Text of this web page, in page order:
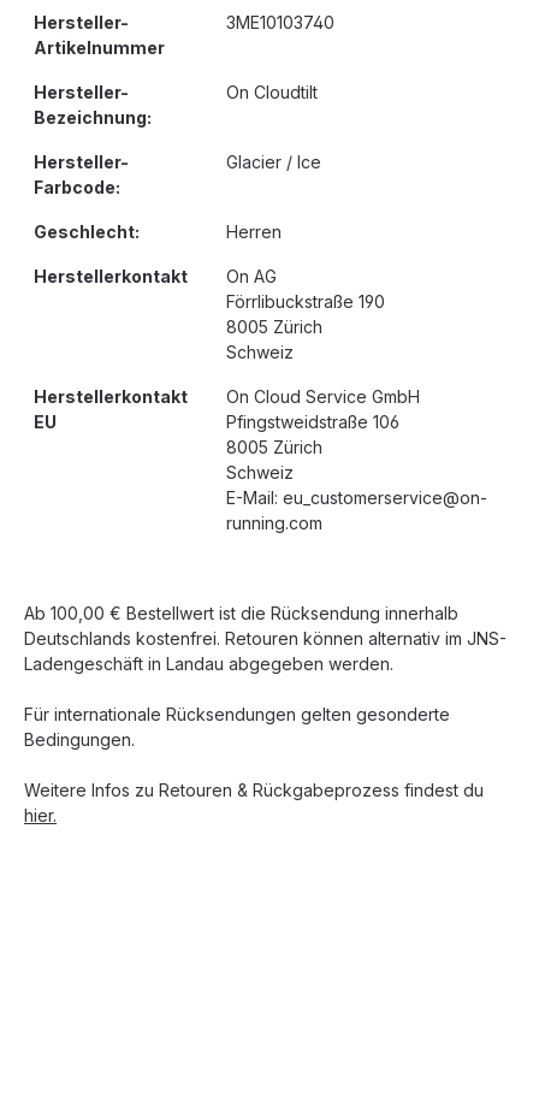
Hersteller-
Artikelnummer
3ME10103740
Hersteller-
Bezeichnung:
On Cloudtilt
Hersteller-
Farbcode:
Glacier / Ice
Geschlecht: Herren
Herstellerkontakt
On AG
Förrlibuckstraße 190
8005 Zürich
Schweiz
Herstellerkontakt
EU
On Cloud Service GmbH
Pfingstweidstraße 106
8005 Zürich
Schweiz
E-Mail: eu_customerservice@on-
running.com
Ab 100,00 € Bestellwert ist die Rücksendung innerhalb
Deutschlands kostenfrei. Retouren können alternativ im JNS-
Ladengeschäft in Landau abgegeben werden.
Für internationale Rücksendungen gelten gesonderte
Bedingungen.
Weitere Infos zu Retouren & Rückgabeprozess findest du
hier.